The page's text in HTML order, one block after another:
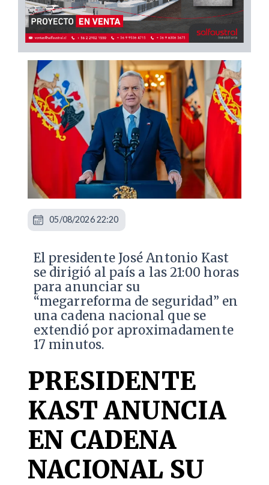
El presidente José Antonio Kast
se dirigió al país a las 21:00 horas
para anunciar su
“megarreforma de seguridad” en
una cadena nacional que se
extendió por aproximadamente
17 minutos.
PRESIDENTE
KAST ANUNCIA
EN CADENA
NACIONAL SU
05/08/2026 22:20